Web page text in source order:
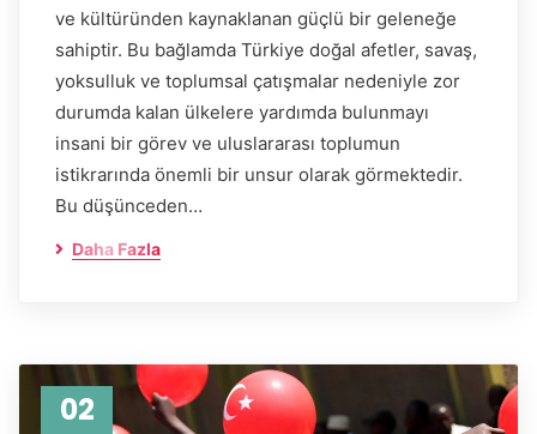
ve kültüründen kaynaklanan güçlü bir geleneğe
sahiptir. Bu bağlamda Türkiye doğal afetler, savaş,
yoksulluk ve toplumsal çatışmalar nedeniyle zor
durumda kalan ülkelere yardımda bulunmayı
insani bir görev ve uluslararası toplumun
istikrarında önemli bir unsur olarak görmektedir.
Bu düşünceden…
Daha Fazla
02